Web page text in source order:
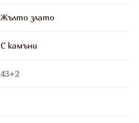
Жълто злато
С камъни
43+2